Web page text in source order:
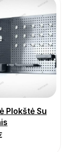
Plokštė Su